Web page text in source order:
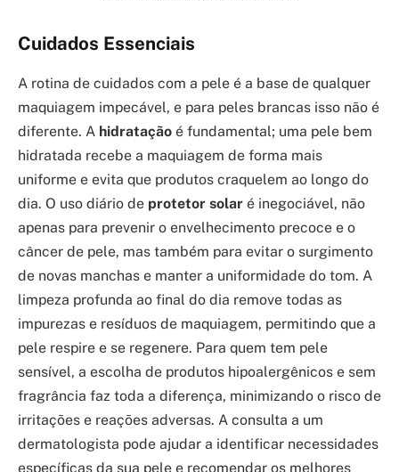
Cuidados Essenciais
A rotina de cuidados com a pele é a base de qualquer
maquiagem impecável, e para peles brancas isso não é
diferente. A hidratação é fundamental; uma pele bem
hidratada recebe a maquiagem de forma mais
uniforme e evita que produtos craquelem ao longo do
dia. O uso diário de protetor solar é inegociável, não
apenas para prevenir o envelhecimento precoce e o
câncer de pele, mas também para evitar o surgimento
de novas manchas e manter a uniformidade do tom. A
limpeza profunda ao final do dia remove todas as
impurezas e resíduos de maquiagem, permitindo que a
pele respire e se regenere. Para quem tem pele
sensível, a escolha de produtos hipoalergênicos e sem
fragrância faz toda a diferença, minimizando o risco de
irritações e reações adversas. A consulta a um
dermatologista pode ajudar a identificar necessidades
específicas da sua pele e recomendar os melhores